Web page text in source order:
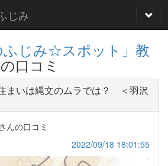
じみ
ふじみ☆スポット」教
の口コミ
まいは縄文のムラでは？ ＜羽沢
んの口コミ
2022/09/18 18:01:55